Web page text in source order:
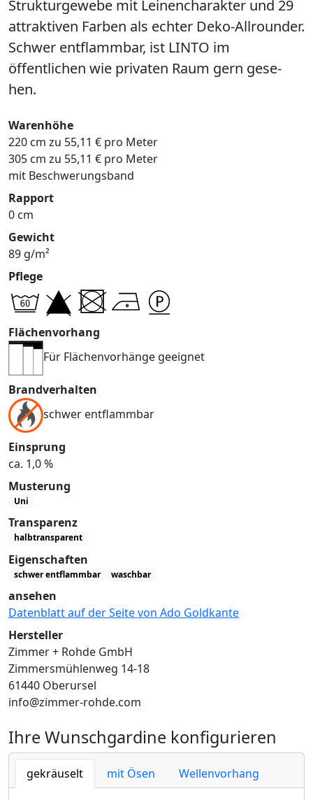
Strukturgewebe mit Leinencharakter und 29
attraktiven Farben als echter Deko-Allrounder.
Schwer entflammbar, ist LINTO im
öffentlichen wie privaten Raum gern gese-
hen.
Warenhöhe
220 cm zu 55,11 € pro Meter
305 cm zu 55,11 € pro Meter
mit Beschwerungsband
Rapport
0 cm
Gewicht
89 g/m²
Pflege
Flächenvorhang
Für Flächenvorhänge geeignet
Brandverhalten
schwer entflammbar
Einsprung
ca. 1,0 %
Musterung
Uni
Transparenz
halbtransparent
Eigenschaften
schwer entflammbar waschbar
ansehen
Datenblatt auf der Seite von Ado Goldkante
Hersteller
Zimmer + Rohde GmbH
Zimmersmühlenweg 14-18
61440 Oberursel
info@zimmer-rohde.com
Ihre Wunschgardine konfigurieren
gekräuselt mit Ösen Wellenvorhang